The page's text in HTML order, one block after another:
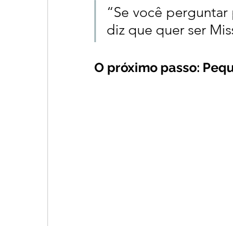
“Se você
diz que quer ser
O próximo passo: